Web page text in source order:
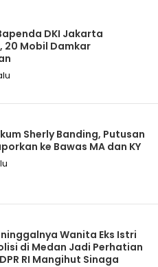
DKI Jakarta
20 Mobil Damkar
Sherly Banding, Putusan
ke Bawas MA dan KY
Wanita Eks Istri
di Medan Jadi Perhatian
RI Mangihut Sinaga